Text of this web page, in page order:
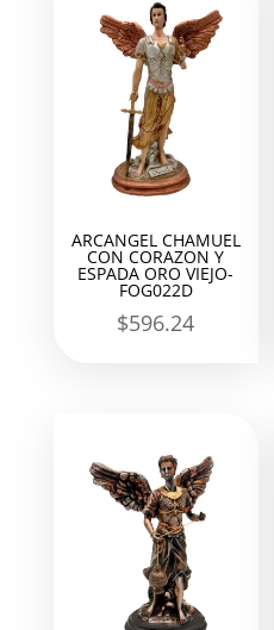
ARCANGEL CHAMUEL
CON CORAZON Y
ESPADA ORO VIEJO-
FOG022D
$596.24